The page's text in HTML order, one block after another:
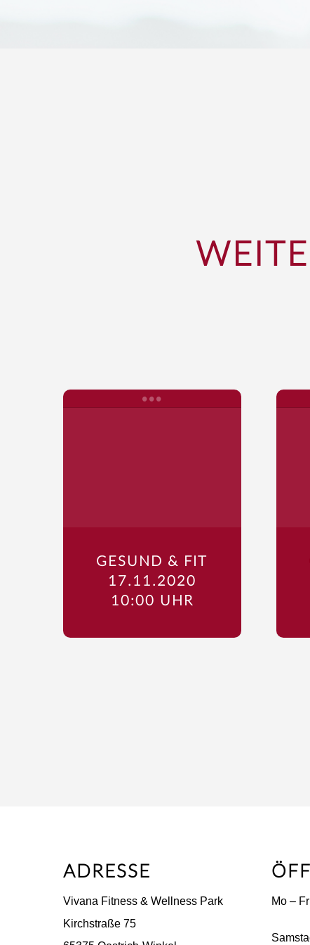
GESUND & FIT
17.11.2020
10:00 UHR
ADRESSE
Vivana Fitness & Wellness Park
Kirchstraße 75
Mo –